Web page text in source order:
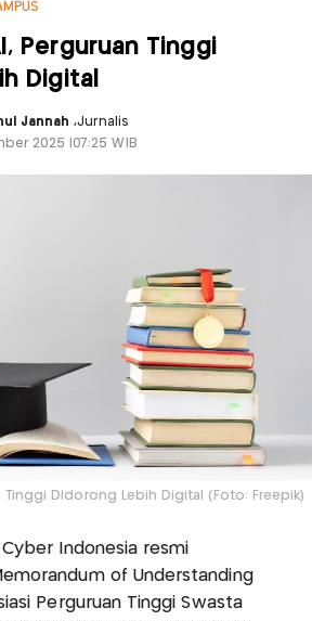
Perguruan Tinggi
Digital
Jannah,Jurnalis
2025 |07:25 WIB
Tinggi Didorong Lebih Digital (Foto: Freepik)
Indonesia resmi
of Understanding
Perguruan Tinggi Swasta